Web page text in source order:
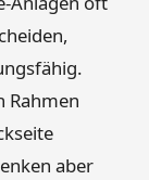
Rahmen
aber